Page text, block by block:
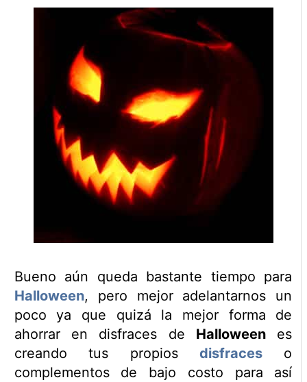
Bueno aún queda bastante tiempo para
Halloween, pero mejor adelantarnos un
poco ya que quizá la mejor forma de
ahorrar en disfraces de Halloweenes
creando tus propios disfraceso
complementos de bajo costo para así